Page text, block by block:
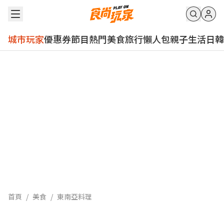
城市玩家優惠券節目熱門美食旅行懶人包親子生活日韓
首頁 / 美食 / 東南亞料理